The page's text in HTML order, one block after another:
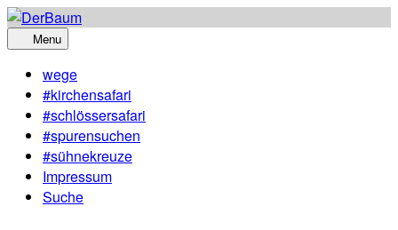
Skip
to
Menu
wege
#kirchensafari
#schlössersafari
#spurensuchen
#sühnekreuze
Impressum
Suche